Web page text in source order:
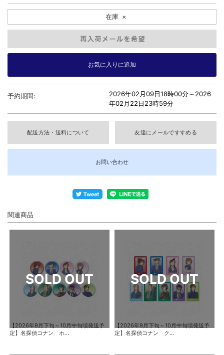
在庫 ×
予約期間: 2026年02月09日18時00分～2026
年02月22日23時59分
配送方法・送料について 友達にメールですすめる
お問い合わせ
関連商品
【2026年9月下旬～10月中旬頃発送予
定】名探偵コナン ホ...
【2026年9月下旬～10月中旬頃発送予
定】名探偵コナン ク...